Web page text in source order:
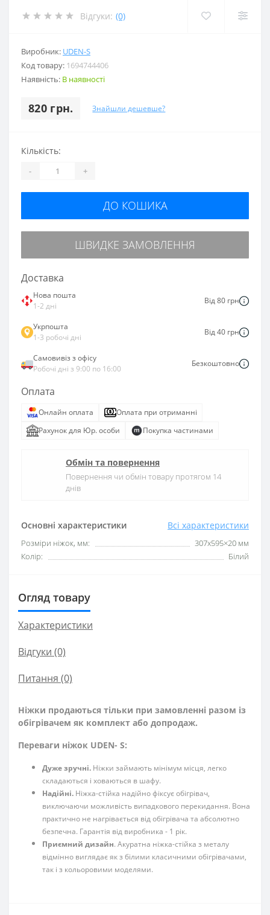
Відгуки: (0)
Виробник: UDEN-S
Код товару: 1694744406
Наявність: В наявності
820 грн. Знайшли дешевше?
Основні характеристики Всі характеристики
Розміри ніжок, мм:
307х595×20 мм
Колір:
Білий
Кількість:
- +
ДО КОШИКА
ШВИДКЕ ЗАМОВЛЕННЯ
Доставка
Нова пошта
1-2 дні
Від 80 грн
Укрпошта
1-3 робочі дні
Від 40 грн
Самовивіз з офісу
Робочі дні з 9:00 по 16:00
Безкоштовно
Оплата
Онлайн оплата
Оплата при отриманні
Рахунок для Юр. особи
Покупка частинами
Обмін та повернення
Повернення чи обмін товару протягом 14
днів
Огляд товару
Характеристики
Відгуки (0)
Питання (0)
Ніжки продаються тільки при замовленні разом із
обігрівачем як комплект або допродаж.
Переваги ніжок UDEN- S:
Дуже зручні. Ніжки займають мінімум місця, легко
складаються і ховаються в шафу.
Надійні. Ніжка-стійка надійно фіксує обігрівач,
виключаючи можливість випадкового перекидання. Вона
практично не нагрівається від обігрівача та абсолютно
безпечна. Гарантія від виробника - 1 рік.
Приємний дизайн. Акуратна ніжка-стійка з металу
відмінно виглядає як з білими класичними обігрівачами,
так і з кольоровими моделями.